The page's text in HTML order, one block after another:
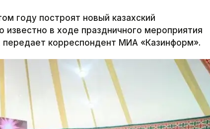
году построят новый казахский
в ходе праздничного мероприятия
корреспондент МИА «Казинформ».